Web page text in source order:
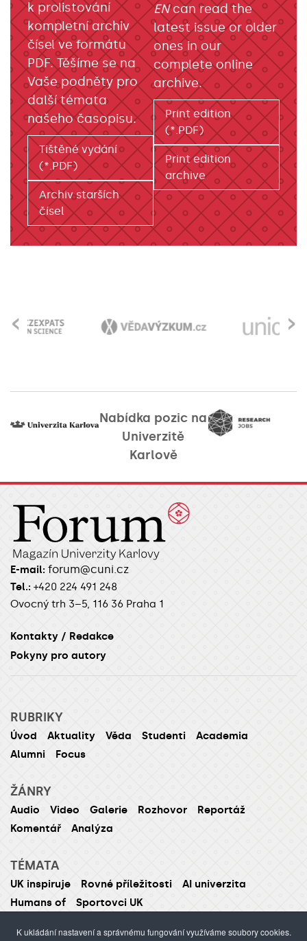
k prolistování
kompletní archiv
čísel ve formátu
PDF. Těšíme se na
Vaše podněty pro
další témata
našeho časopisu.
Tištěné vydání
(*.PDF)
Archiv starších
čísel
ENcan read the
latest issue or older
ones in our
complete online
archive.
Print edition
(*.PDF)
Print edition
archive
›
‹
Nabídka pozic na
Univerzitě
Karlově
E-mail: forum@cuni.cz
Tel.: +420 224 491 248
Ovocný trh 3–5, 116 36 Praha 1
Kontakty / Redakce
Pokyny pro autory
RUBRIKY
Úvod Aktuality Věda Studenti
Academia
Alumni
Focus
ŽÁNRY
Audio Video Galerie Rozhovor
Reportáž
Komentář
Analýza
TÉMATA
UK inspiruje Rovné příležitosti
AI univerzita
Humans of
Sportovci UK
K ukládání nastavení a správnému fungování využíváme soubory cookies.